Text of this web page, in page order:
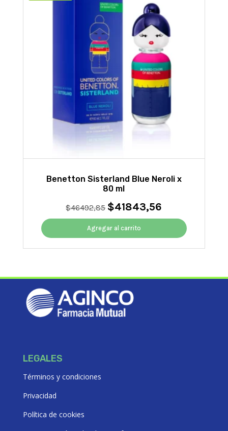
Benetton Sisterland Blue Neroli x
80 ml
$46492,85 El
precio
original
era:
$46492,85.
$41843,56
precio
es:
$41843,56.
Agregar al carrito
LEGALES
Términos y condiciones
Privacidad
Política de cookies